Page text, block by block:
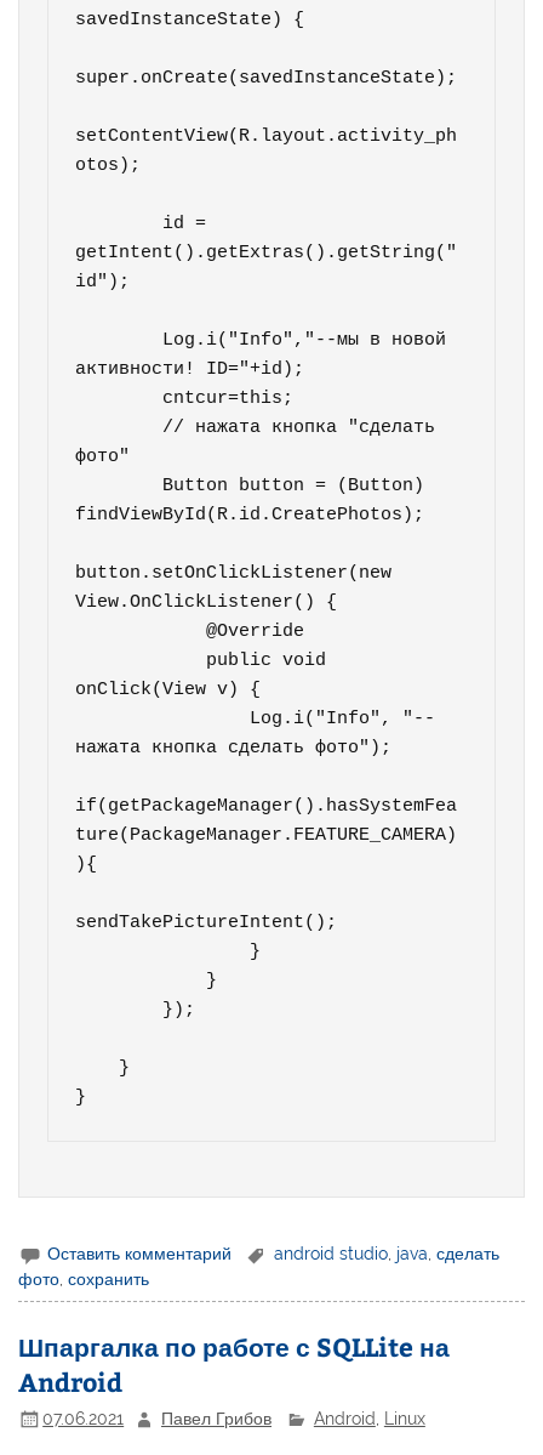
savedInstanceState) {
super.onCreate(savedInstanceState);
setContentView(R.layout.activity_ph
otos);
getIntent().getExtras().getString("
id");
активности! ID="+id);
фото"
findViewById(R.id.CreatePhotos);
button.setOnClickListener(new
View.OnClickListener() {
            @Override
onClick(View v) {
нажата кнопка сделать фото");
if(getPackageManager().hasSystemFea
ture(PackageManager.FEATURE_CAMERA)
){
sendTakePictureIntent();
}
Оставить комментарий android studio java ,сделать
фото,сохранить
Шпаргалка по работе с SQLLite на
Android
07.06.2021 Павел Грибов Android Linux